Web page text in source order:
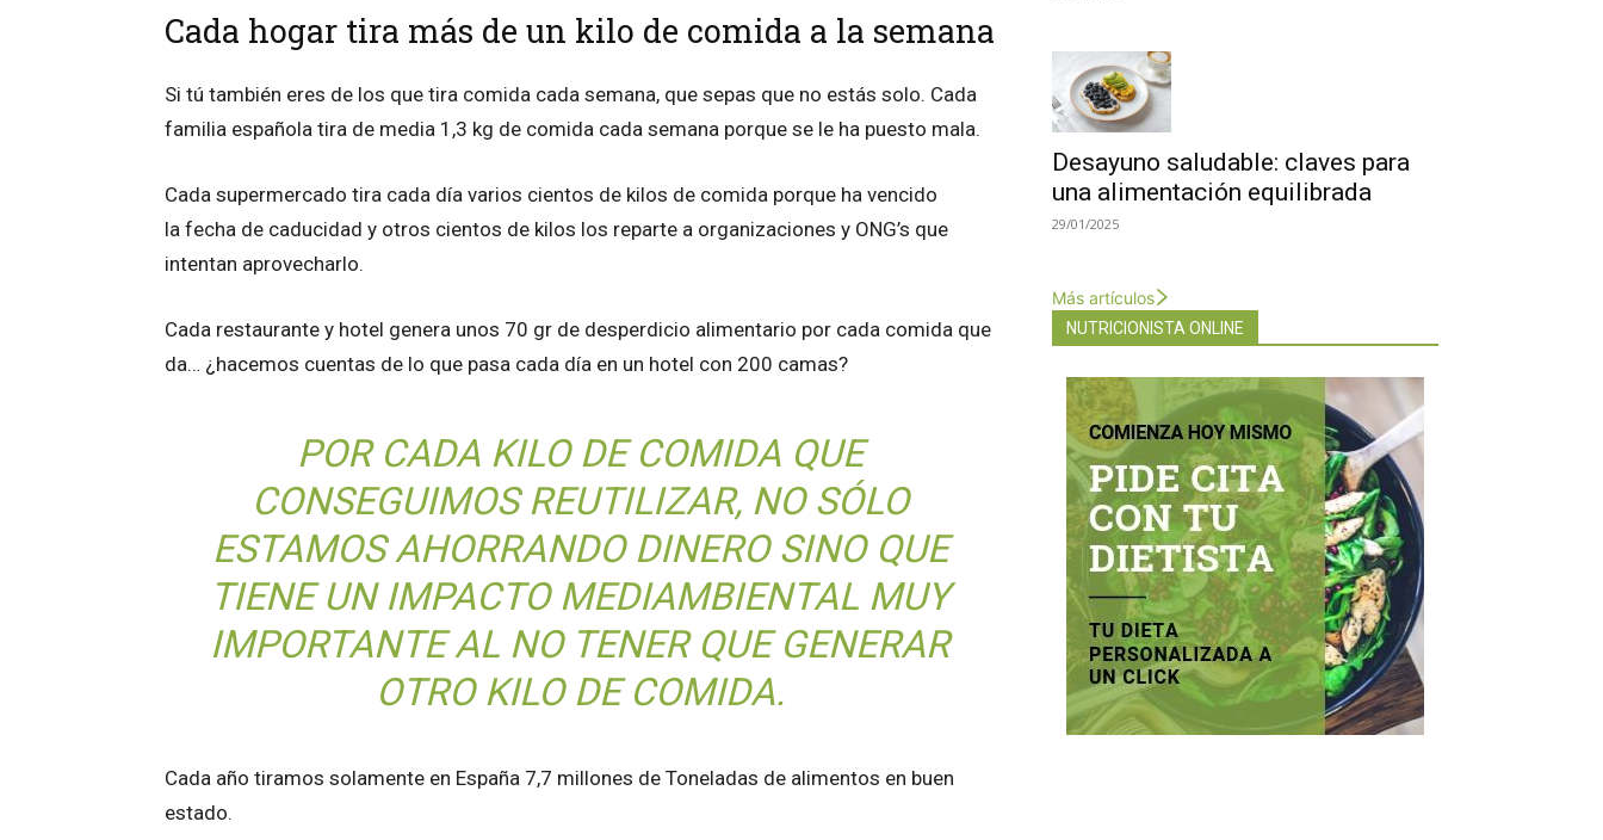
Cada hogar tira más de un kilo de comida a la semana
Si tú también eres de los que tira comida cada semana, que sepas que no estás solo. Cada
familia española tira de media 1,3 kg de comida cada semana porque se le ha puesto mala.
Cada supermercado tira cada día varios cientos de kilos de comida porque ha vencido
la fecha de caducidad y otros cientos de kilos los reparte a organizaciones y ONG’s que
intentan aprovecharlo.
Cada restaurante y hotel genera unos 70 gr de desperdicio alimentario por cada comida que
da… ¿hacemos cuentas de lo que pasa cada día en un hotel con 200 camas?
POR CADA KILO DE COMIDA QUE
CONSEGUIMOS REUTILIZAR, NO SÓLO
ESTAMOS AHORRANDO DINERO SINO QUE
TIENE UN IMPACTO MEDIAMBIENTAL MUY
IMPORTANTE AL NO TENER QUE GENERAR
OTRO KILO DE COMIDA.
Cada año tiramos solamente en España 7,7 millones de Toneladas de alimentos en buen
estado.
Desayuno saludable: claves para
una alimentación equilibrada
29/01/2025
Más artículos
NUTRICIONISTA ONLINE